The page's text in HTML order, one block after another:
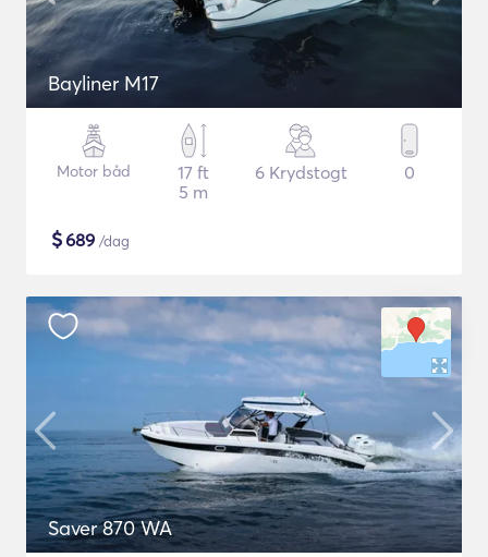
Bayliner M17
Motor båd
17 ft
5 m
6 Krydstogt 0
$689 /dag
Saver 870 WA